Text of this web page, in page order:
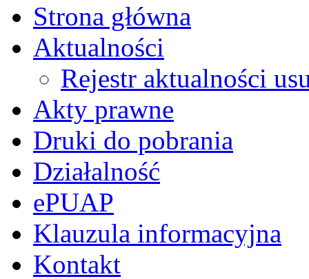
Strona główna
Aktualności
Rejestr aktualności
Akty prawne
Druki do pobrania
Działalność
ePUAP
Klauzula informacyjna
Kontakt